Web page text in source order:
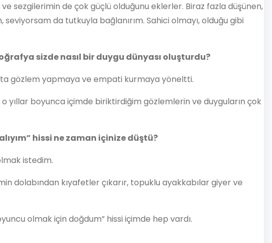
sezgilerimin de çok güçlü olduğunu eklerler. Biraz fazla düşünen,
da tutkuyla bağlanırım. Sahici olmayı, olduğu gibi
sizde nasıl bir duygu dünyası oluşturdu?
gözlem yapmaya ve empati kurmaya yöneltti.
yıllar boyunca içimde biriktirdiğim gözlemlerin ve duyguların çok
hissi ne zaman içinize düştü?
istedim.
dolabından kıyafetler çıkarır, topuklu ayakkabılar giyer ve
olmak için doğdum” hissi içimde hep vardı.